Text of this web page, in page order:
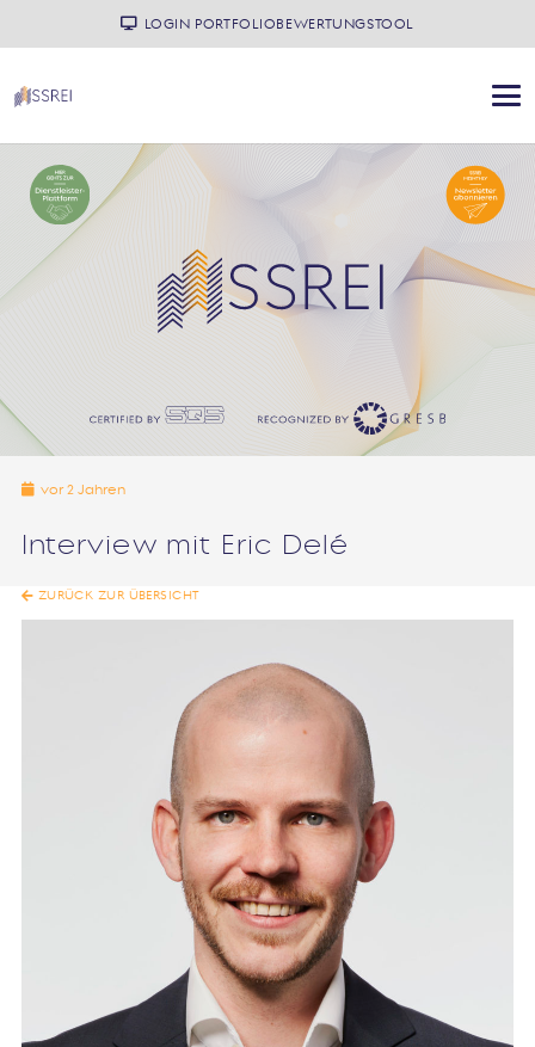
LOGIN PORTFOLIOBEWERTUNGSTOOL
vor 2 Jahren
Interview mit Eric Delé
ZURÜCK ZUR ÜBERSICHT